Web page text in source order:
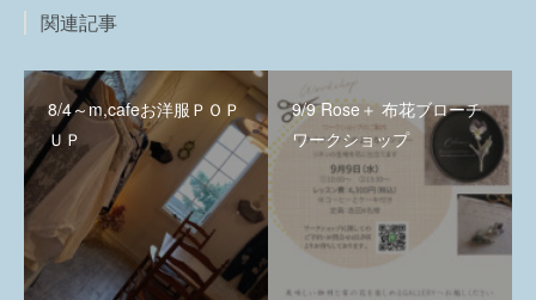
関連記事
8/4～m,cafeお洋服ＰＯＰ
ＵＰ
9/9 Rose＋ 布花ブローチ
ワークショップ